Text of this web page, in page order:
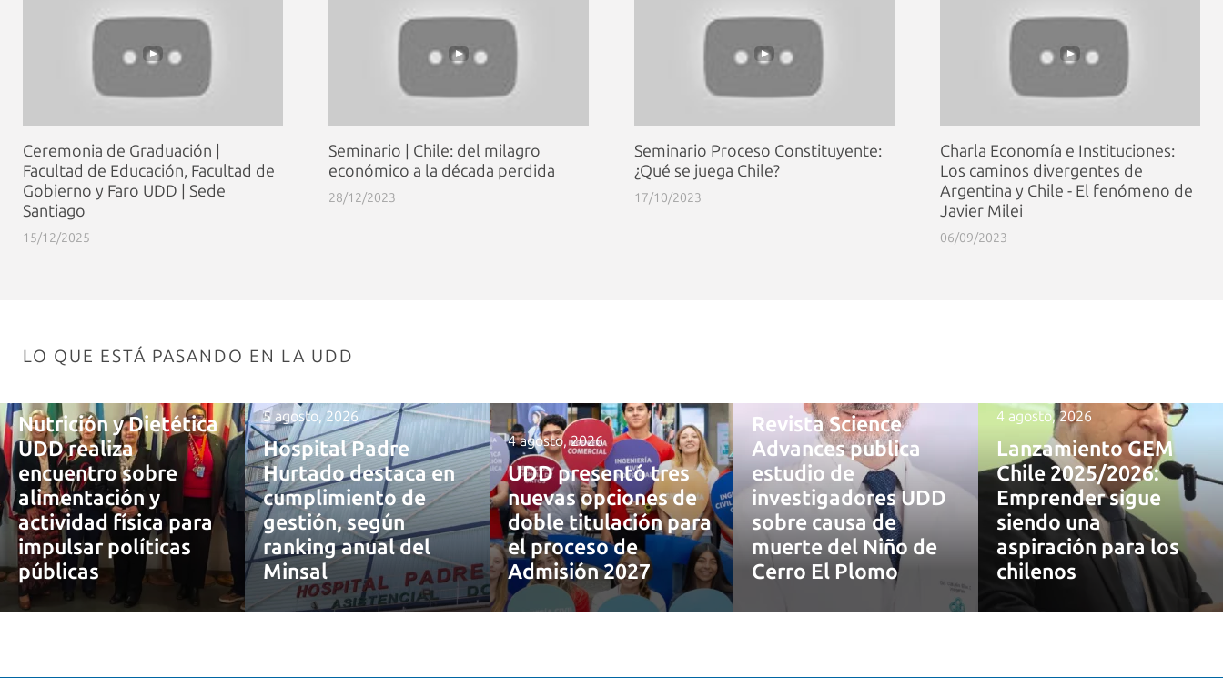
Ceremonia de Graduación |
Facultad de Educación, Facultad de
Gobierno y Faro UDD | Sede
Santiago
15/12/2025
Seminario | Chile: del milagro
económico a la década perdida
28/12/2023
Seminario Proceso Constituyente:
¿Qué se juega Chile?
17/10/2023
Charla Economía e Instituciones:
Los caminos divergentes de
Argentina y Chile - El fenómeno de
Javier Milei
06/09/2023
LO QUE ESTÁ PASANDO EN LA UDD
Nutrición y Dietética
UDD realiza
encuentro sobre
alimentación y
actividad física para
impulsar políticas
públicas
5 agosto, 2026
Hospital Padre
Hurtado destaca en
cumplimiento de
gestión, según
ranking anual del
Minsal
4 agosto, 2026
UDD presentó tres
nuevas opciones de
doble titulación para
el proceso de
Admisión 2027
Revista Science
Advances publica
estudio de
investigadores UDD
sobre causa de
muerte del Niño de
Cerro El Plomo
4 agosto, 2026
Lanzamiento GEM
Chile 2025/2026:
Emprender sigue
siendo una
aspiración para los
chilenos